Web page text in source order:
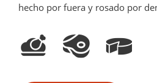
hecho por fuera y rosado por